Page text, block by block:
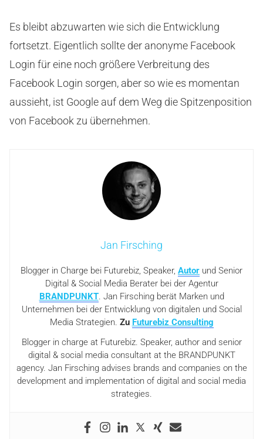
Es bleibt abzuwarten wie sich die Entwicklung
fortsetzt. Eigentlich sollte der anonyme Facebook
Login für eine noch größere Verbreitung des
Facebook Login sorgen, aber so wie es momentan
aussieht, ist Google auf dem Weg die Spitzenposition
von Facebook zu übernehmen.
Jan Firsching
Blogger in Charge bei Futurebiz, Speaker, Autor und Senior
Digital & Social Media Berater bei der Agentur
BRANDPUNKT. Jan Firsching berät Marken und
Unternehmen bei der Entwicklung von digitalen und Social
Media Strategien. Zu Futurebiz Consulting
Blogger in charge at Futurebiz. Speaker, author and senior
digital & social media consultant at the BRANDPUNKT
agency. Jan Firsching advises brands and companies on the
development and implementation of digital and social media
strategies.